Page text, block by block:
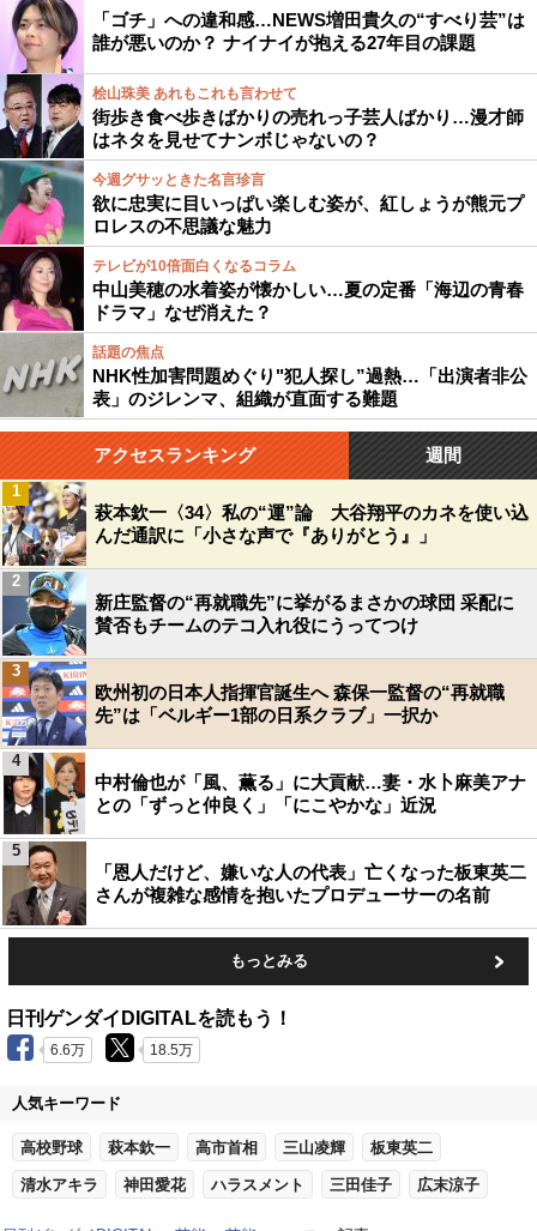
「ゴチ」への違和感…NEWS増田貴久の“すべり芸”は
誰が悪いのか？ ナイナイが抱える27年目の課題
桧山珠美 あれもこれも言わせて
街歩き食べ歩きばかりの売れっ子芸人ばかり…漫才師
はネタを見せてナンボじゃないの？
今週グサッときた名言珍言
欲に忠実に目いっぱい楽しむ姿が、紅しょうが熊元プ
ロレスの不思議な魅力
テレビが10倍面白くなるコラム
中山美穂の水着姿が懐かしい…夏の定番「海辺の青春
ドラマ」なぜ消えた？
話題の焦点
NHK性加害問題めぐり"犯人探し”過熱…「出演者非公
表」のジレンマ、組織が直面する難題
アクセスランキング 週間
萩本欽一〈34〉私の“運”論 大谷翔平のカネを使い込
んだ通訳に「小さな声で『ありがとう』」
1
新庄監督の“再就職先”に挙がるまさかの球団 采配に
賛否もチームのテコ入れ役にうってつけ
2
欧州初の日本人指揮官誕生へ 森保一監督の“再就職
先”は「ベルギー1部の日系クラブ」一択か
3
中村倫也が「風、薫る」に大貢献…妻・水卜麻美アナ
との「ずっと仲良く」「にこやかな」近況
4
「恩人だけど、嫌いな人の代表」亡くなった板東英二
さんが複雑な感情を抱いたプロデューサーの名前
5
もっとみる
日刊ゲンダイDIGITALを読もう！
6.6万 18.5万
人気キーワード
高校野球 萩本欽一 高市首相 三山凌輝 板東英二
清水アキラ 神田愛花 ハラスメント 三田佳子 広末涼子